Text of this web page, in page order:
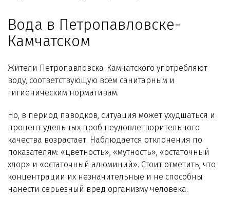
Стать дилером
Контакты
Вода в Петропавловске-
Камчатском
Жители Петропавловска-Камчатского употребляют
воду, соответствующую всем санитарным и
гигиеническим нормативам.
Но, в период паводков, ситуация может ухудшаться и
процент удельных проб неудовлетворительного
качества возрастает. Наблюдается отклонения по
показателям: «цветность», «мутность», «остаточный
хлор» и «остаточный алюминий». Стоит отметить, что
концентрации их незначительные и не способны
нанести серьезный вред организму человека.